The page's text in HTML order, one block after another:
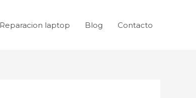
Reparacion laptop Blog Contacto